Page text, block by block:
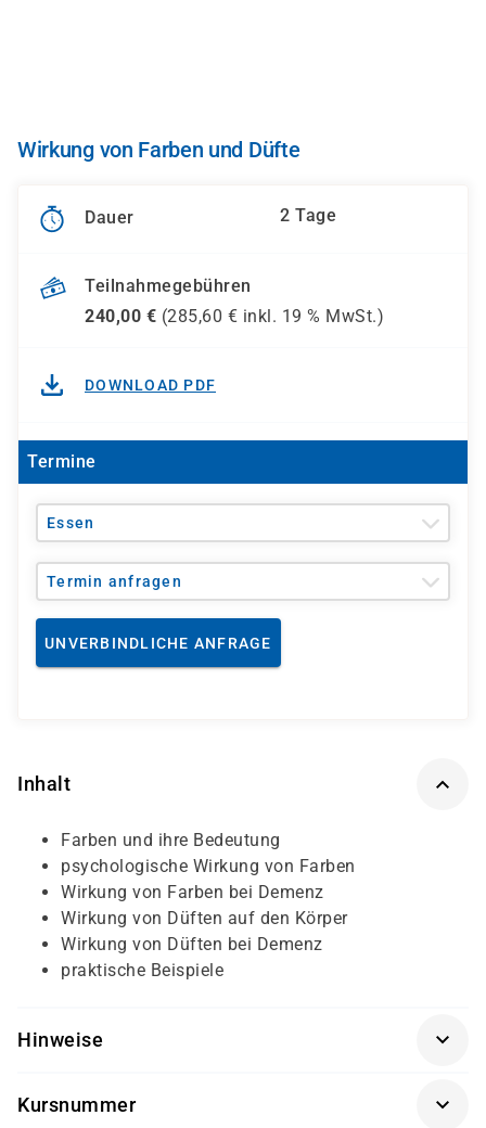
Wirkung von Farben und Düfte
Dauer 2 Tage
Teilnahmegebühren
240,00 € (285,60 € inkl. 19 % MwSt.)
DOWNLOAD PDF
Termine
Essen
Termin anfragen
UNVERBINDLICHE ANFRAGE
Inhalt
Farben und ihre Bedeutung
psychologische Wirkung von Farben
Wirkung von Farben bei Demenz
Wirkung von Düften auf den Körper
Wirkung von Düften bei Demenz
praktische Beispiele
Hinweise
Kursnummer